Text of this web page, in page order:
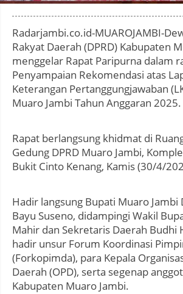
Radarjambi.co.id-MUAROJAMBI-
Rakyat Daerah (DPRD) Kabupaten
menggelar Rapat Paripurna dalam
Penyampaian Rekomendasi atas
Keterangan Pertanggungjawaban
Muaro Jambi Tahun Anggaran 2025.
Rapat berlangsung khidmat di
Gedung DPRD Muaro Jambi,
Bukit Cinto Kenang, Kamis (30/4/
Hadir langsung Bupati Muaro Jambi
Bayu Suseno, didampingi Wakil
Mahir dan Sekretaris Daerah Budhi
hadir unsur Forum Koordinasi
(Forkopimda), para Kepala
Daerah (OPD), serta segenap
Kabupaten Muaro Jambi.